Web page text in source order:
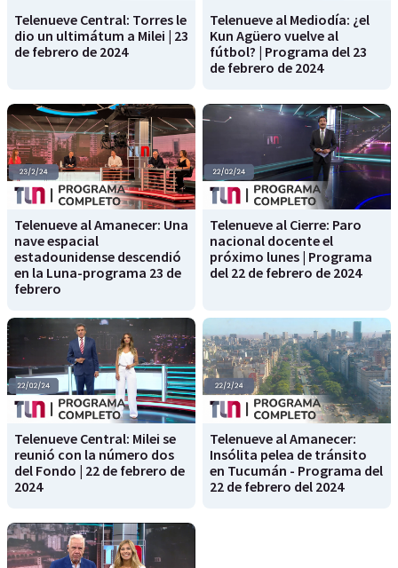
Telenueve Central: Torres le
dio un ultimátum a Milei | 23
de febrero de 2024
Telenueve al Mediodía: ¿el
Kun Agüero vuelve al
fútbol? | Programa del 23
de febrero de 2024
Telenueve al Amanecer: Una
nave espacial
estadounidense descendió
en la Luna-programa 23 de
febrero
Telenueve al Cierre: Paro
nacional docente el
próximo lunes | Programa
del 22 de febrero de 2024
Telenueve Central: Milei se
reunió con la número dos
del Fondo | 22 de febrero de
2024
Telenueve al Amanecer:
Insólita pelea de tránsito
en Tucumán - Programa del
22 de febrero del 2024